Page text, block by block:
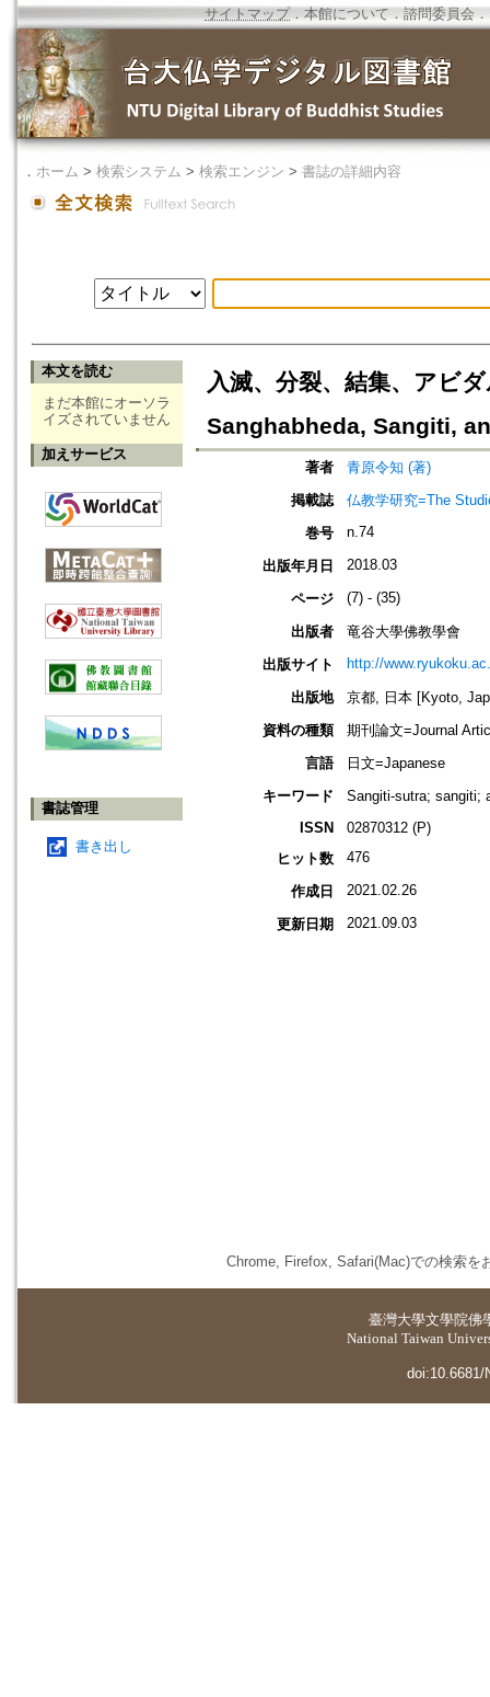
サイトマップ．本館について ． 諮問委員会 ．
． ホーム > 検索システム > 検索エンジン > 書誌の詳細内容
本文を読む
まだ本館にオーソラ
イズされていません
加えサービス
書誌管理
書き出し
入滅、分裂、結集、アビ
Sanghabheda, Sangiti,
著者
青原令知 (著)
掲載誌
仏教学研究=The
巻号
n.74
出版年月日 2018.03
ページ (7) - (35)
出版者
竜谷大學佛教學會
出版サイト
http://
出版地
京都, 日本 [Kyoto,
資料の種類
期刊論文=Journal
言語
日文=Japanese
キーワード
Sangiti-sutra; sangiti;
ISSN
02870312 (P)
ヒット数
476
作成日 2021.02.26
更新日期 2021.09.03
Chrome, Firefox, Safari(Mac)での検索を
臺灣大學文學院佛
National Taiwan
doi:10.6681/